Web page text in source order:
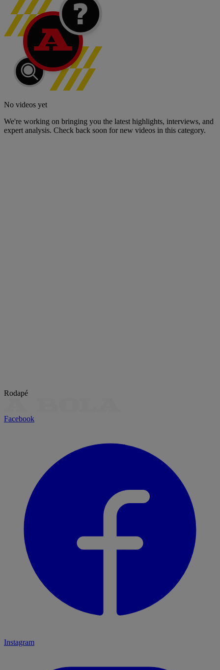
No videos yet
We're working on bringing you the latest highlights, interviews, and
expert analysis. Check back soon for new videos in this category.
Rodapé
Facebook
Instagram